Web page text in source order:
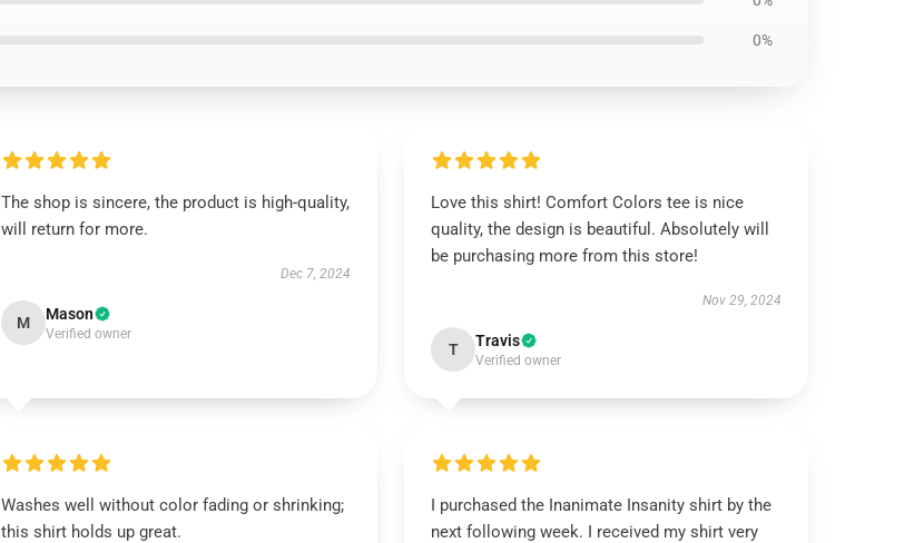
0%
The shop is sincere, the product is high-quality,
will return for more.
Dec 7, 2024
M Mason
Verified owner
Love this shirt! Comfort Colors tee is nice
quality, the design is beautiful. Absolutely will
be purchasing more from this store!
Nov 29, 2024
T Travis
Verified owner
Washes well without color fading or shrinking;
this shirt holds up great.
I purchased the Inanimate Insanity shirt by the
next following week. I received my shirt very